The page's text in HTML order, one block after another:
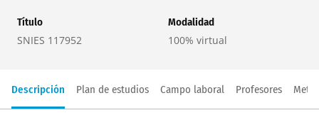
Título
SNIES 117952
Modalidad
100% virtual
Descripción Plan de estudios Campo laboral Profesores